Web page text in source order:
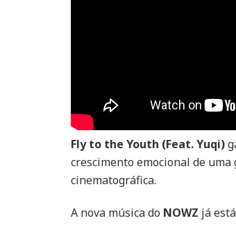
Fly to the Youth (Feat. Yuqi)
crescimento emocional de
cinematográfica.
A nova música do NOWZ já